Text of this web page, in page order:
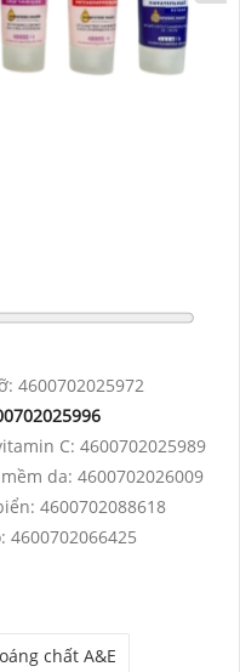
4600702025972
C: 4600702025989
da: 4600702026009
4600702088618
4600702066425
chất A&E